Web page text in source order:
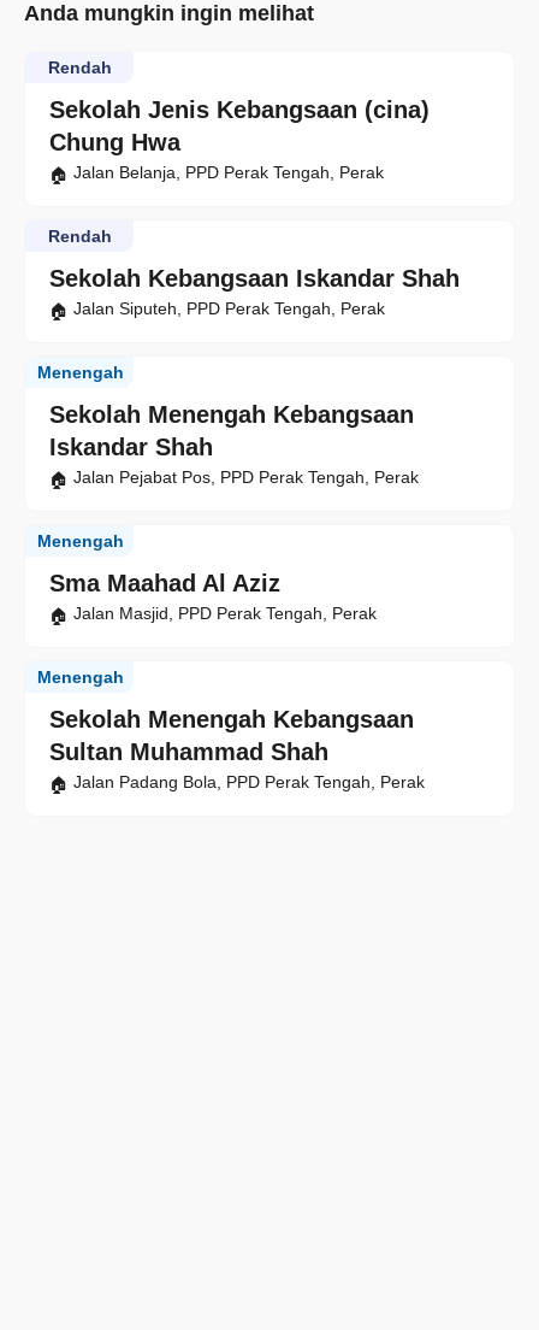
Anda mungkin ingin melihat
Sekolah Jenis Kebangsaan (cina)
Chung Hwa
Rendah
Jalan Belanja, PPD Perak Tengah, Perak
Sekolah Kebangsaan Iskandar Shah
Rendah
Jalan Siputeh, PPD Perak Tengah, Perak
Sekolah Menengah Kebangsaan
Iskandar Shah
Menengah
Jalan Pejabat Pos, PPD Perak Tengah, Perak
Sma Maahad Al Aziz
Menengah
Jalan Masjid, PPD Perak Tengah, Perak
Sekolah Menengah Kebangsaan
Sultan Muhammad Shah
Menengah
Jalan Padang Bola, PPD Perak Tengah, Perak